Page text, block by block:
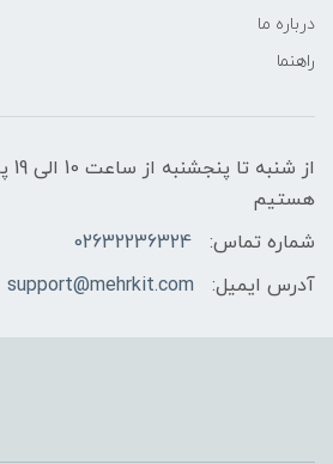
درباره ما
راهنما
هستیم
شماره تماس:
02632236324
آدرس ایمیل:
support@mehrkit.com